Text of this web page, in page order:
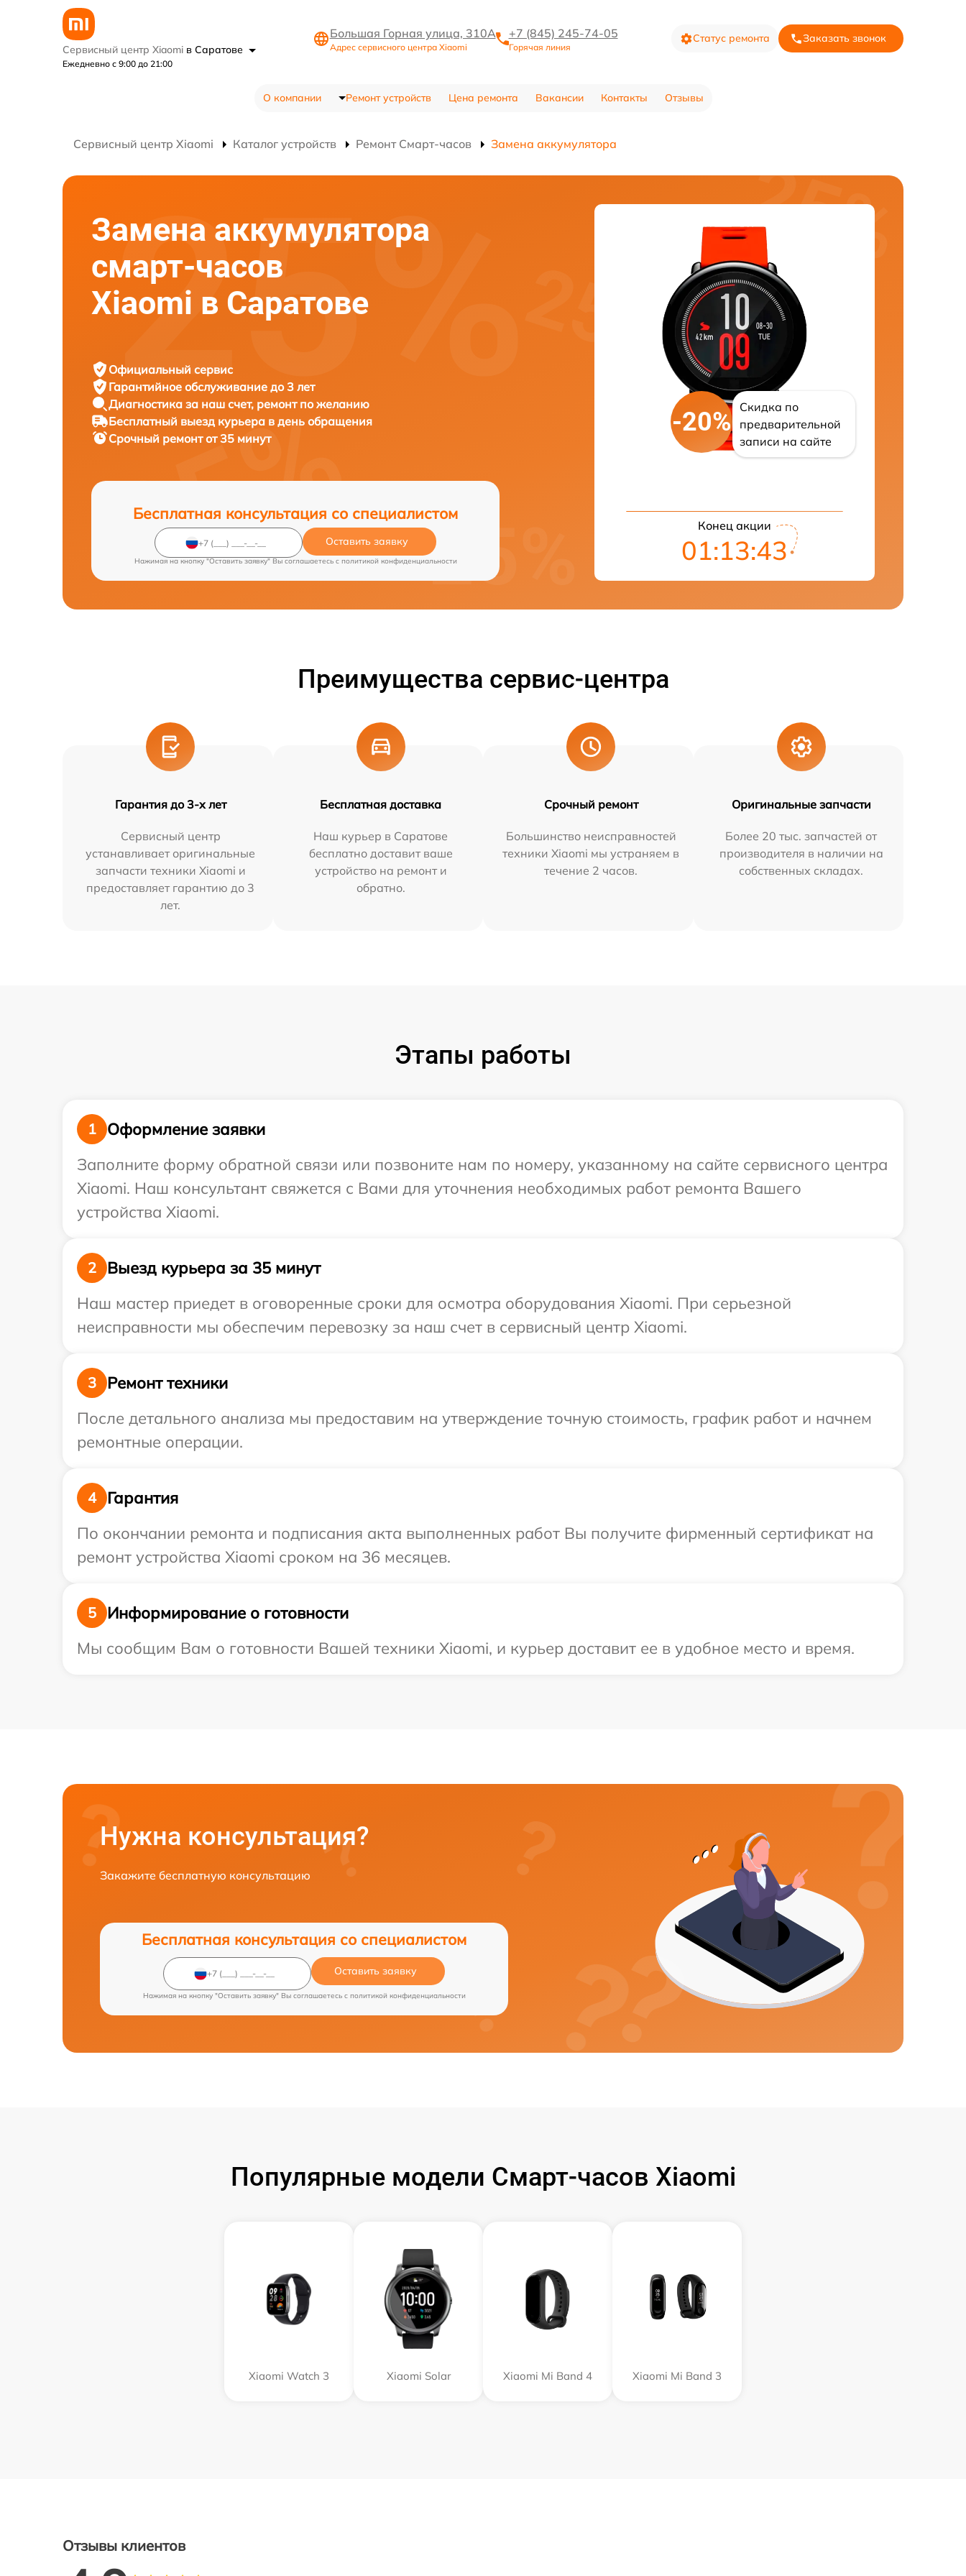
Сервисный центр Xiaomi в Саратове
Ежедневно с 9:00 до 21:00
Большая Горная улица, 310А
Адрес сервисного центра Xiaomi
+7 (845) 245-74-05
Горячая линия
Статус ремонта Заказать звонок
О компании Ремонт устройств Цена ремонта Вакансии Контакты Отзывы
Сервисный центр Xiaomi Каталог устройств Ремонт Смарт-часов Замена аккумулятора
Замена аккумулятора
смарт-часов
Xiaomi в Саратове
Официальный сервис
Гарантийное обслуживание до 3 лет
Диагностика за наш счет, ремонт по желанию
Бесплатный выезд курьера в день обращения
Срочный ремонтот 35 минут
Бесплатная консультация со специалистом
Оставить заявку
Нажимая на кнопку "Оставить заявку" Вы соглашаетесь c политикой конфиденциальности
-20%
Скидка по
предварительной
записи на сайте
Конец акции
01:13:41
Преимущества сервис-центра
Гарантия до 3-х лет
Сервисный центр
устанавливает оригинальные
запчасти техники Xiaomi и
предоставляет гарантию до 3
лет.
Бесплатная доставка
Наш курьер в Саратове
бесплатно доставит ваше
устройство на ремонт и
обратно.
Срочный ремонт
Большинство неисправностей
техники Xiaomi мы устраняем в
течение 2 часов.
Оригинальные запчасти
Более 20 тыс. запчастей от
производителя в наличии на
собственных складах.
Этапы работы
1
Оформление заявки
Заполните форму обратной связи или позвоните нам по номеру, указанному на сайте сервисного центра
Xiaomi. Наш консультант свяжется с Вами для уточнения необходимых работ ремонта Вашего
устройства Xiaomi.
2
Выезд курьера за 35 минут
Наш мастер приедет в оговоренные сроки для осмотра оборудования Xiaomi. При серьезной
неисправности мы обеспечим перевозку за наш счет в сервисный центр Xiaomi.
3
Ремонт техники
После детального анализа мы предоставим на утверждение точную стоимость, график работ и начнем
ремонтные операции.
4
Гарантия
По окончании ремонта и подписания акта выполненных работ Вы получите фирменный сертификат на
ремонт устройства Xiaomi сроком на 36 месяцев.
5
Информирование о готовности
Мы сообщим Вам о готовности Вашей техники Xiaomi, и курьер доставит ее в удобное место и время.
Нужна консультация?
Закажите бесплатную консультацию
Бесплатная консультация со специалистом
Оставить заявку
Нажимая на кнопку "Оставить заявку" Вы соглашаетесь c политикой конфиденциальности
Популярные модели Смарт-часов Xiaomi
Xiaomi Watch 3 Xiaomi Solar Xiaomi Mi Band 4 Xiaomi Mi Band 3
Отзывы клиентов